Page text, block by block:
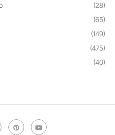
(28)
(65)
(149)
(475)
(40)